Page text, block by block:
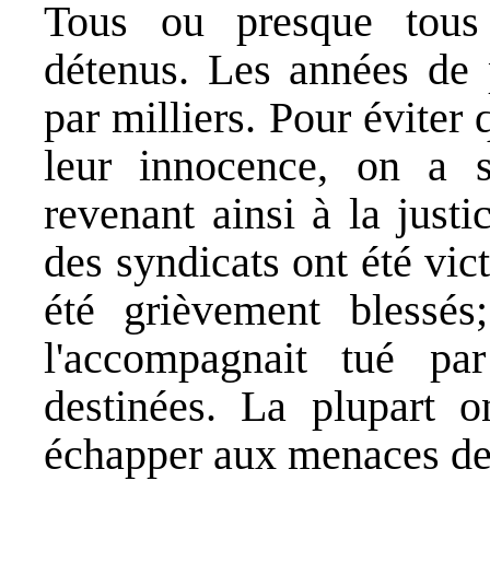
Tous ou presque
détenus. Les années
par milliers. Pour éviter
leur innocence, on a
revenant ainsi à la
des syndicats ont été
été grièvement
l'accompagnait tué
destinées. La plupart
échapper aux menaces